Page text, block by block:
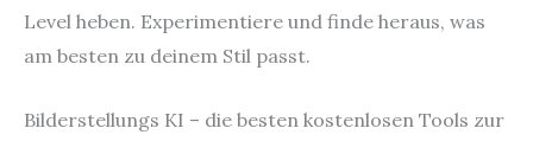
Level heben. Experimentiere und finde heraus, was
am besten zu deinem Stil passt.
Bilderstellungs KI – die besten kostenlosen Tools zur